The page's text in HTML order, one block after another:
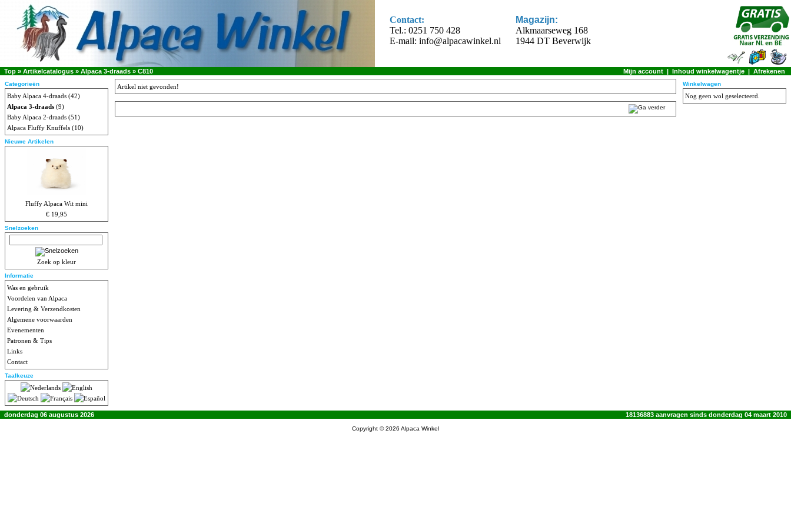
Contact:
Tel.: 0251 750 428
E-mail: info@alpacawinkel.nl
Magazijn:
Alkmaarseweg 168
1944 DT Beverwijk
Top » Artikelcatalogus » Alpaca 3-draads » C810 Mijn account | Inhoud winkelwagentje | Afrekenen
Categorieën
Baby Alpaca 4-draads (42)
Alpaca 3-draads (9)
Baby Alpaca 2-draads (51)
Alpaca Fluffy Knuffels (10)
Nieuwe Artikelen
Fluffy Alpaca Wit mini
€ 19,95
Snelzoeken
Zoek op kleur
Informatie
Was en gebruik
Voordelen van Alpaca
Levering & Verzendkosten
Algemene voorwaarden
Evenementen
Patronen & Tips
Links
Contact
Taalkeuze
Artikel niet gevonden! Winkelwagen
Nog geen wol geselecteerd.
donderdag 06 augustus 2026 18136883 aanvragen sinds donderdag 04 maart 2010
Copyright © 2026 Alpaca Winkel